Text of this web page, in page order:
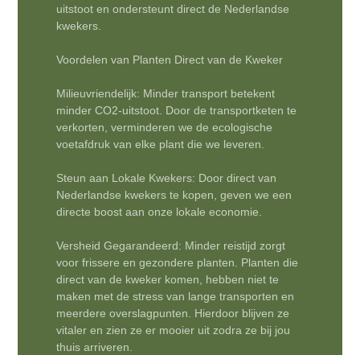
uitstoot en ondersteunt direct de Nederlandse
kwekers.
Voordelen van Planten Direct van de Kweker
Milieuvriendelijk: Minder transport betekent
minder CO2-uitstoot. Door de transportketen te
verkorten, verminderen we de ecologische
voetafdruk van elke plant die we leveren.
Steun aan Lokale Kwekers: Door direct van
Nederlandse kwekers te kopen, geven we een
directe boost aan onze lokale economie.
Versheid Gegarandeerd: Minder reistijd zorgt
voor frissere en gezondere planten. Planten die
direct van de kweker komen, hebben niet te
maken met de stress van lange transporten en
meerdere overslagpunten. Hierdoor blijven ze
vitaler en zien ze er mooier uit zodra ze bij jou
thuis arriveren.